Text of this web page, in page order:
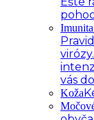
Imunita
vás
Koža